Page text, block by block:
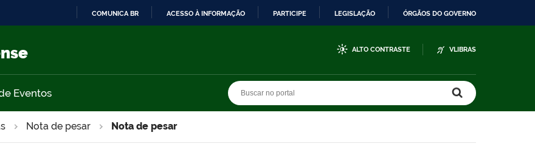
COMUNICA BR ACESSO À INFORMAÇÃO PARTICIPE LEGISLAÇÃO ÓRGÃOS DO GOVERNO
ALTO CONTRASTE VLIBRAS
Eventos
Nota de pesar Nota de pesar